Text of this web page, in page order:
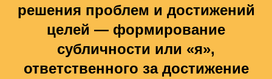
решения проблем и достижений
целей — формирование
субличности или «я»,
ответственного за достижение